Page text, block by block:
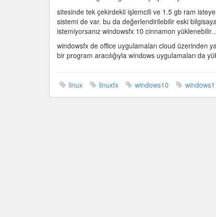
sitesinde tek çekirdekli işlemcili ve 1.5 gb ram
sistemi de var. bu da değerlendirilebilir eski
istemiyorsanız windowsfx 10 cinnamon
windowsfx de office uygulamaları cloud üzerinden
bir program aracılığıyla windows uygulamaları da
linux linuxfx windows10